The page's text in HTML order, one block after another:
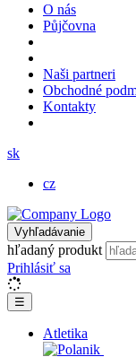
O nás
Půjčovna
Naši partneri
Obchodné
Kontakty
sk
cz
Vyhľadávanie
hľadaný produkt
Prihlásiť sa
☰
Atletika